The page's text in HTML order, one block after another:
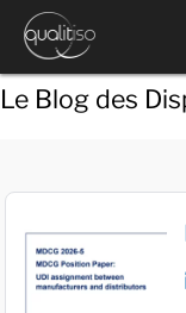
Le Blog des